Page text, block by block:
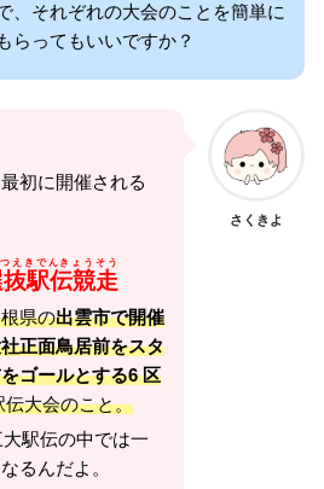
、それぞれの大会のことを簡単に
らってもいいですか？
初に開催される
駅伝競走
えきでんきょうそう
県の出雲市で開催
正面鳥居前をスタ
ゴールとする6 区
伝大会のこと。
駅伝の中では一
るんだよ。
さくきよ